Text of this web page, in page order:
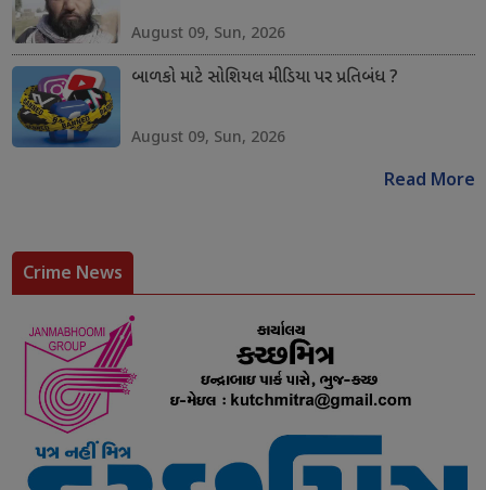
August 09, Sun, 2026
બાળકો માટે સોશિયલ મીડિયા પર પ્રતિબંધ ?
August 09, Sun, 2026
Read More
Crime News